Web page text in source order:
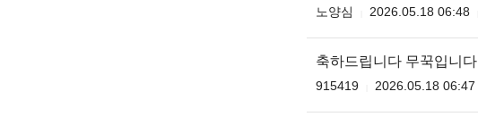
노양심 2026.05.18 06:48
축하드립니다 무꾹입니다
915419 2026.05.18 06:47